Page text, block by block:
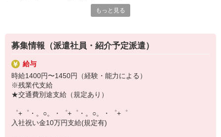
【選べるお仕事いろいろ】
▼オフィスワーク
事務、経理、データ入力、コールセンター、受付
▼工場・製造・軽作業系
機械/食品製造・梱包・仕分け・加工・組立・検査
▼美容系
眉毛サロンのアイブロウ・ネイリスト・エステ
▼営業・販売
法人営業・アパレル販売・個別指導塾・人材紹介
▼人気案件も多数♪
短期・期間限定・オープニング・官公庁案件
上場/優良/大手企業など
満足度◎
■携帯やインターネット販売業務
docomo(ドコモ)/au(エーユー)・KDDI/softbank(ソフトバンク)など
の大手キャリアから
ワイモバイル(Y!mobille)、楽天モバイル、UQなど格安スマホまで幅
広く紹介可能♪
もっと見る
募集情報（派遣社員・紹介予定派遣）
給与
時給1400円〜1450円（経験・能力による）
※残業代支給
★交通費別途支給（規定あり）
゜+゜・。○。・゜+゜・。○。・゜+゜
入社祝い金10万円支給(規定有)